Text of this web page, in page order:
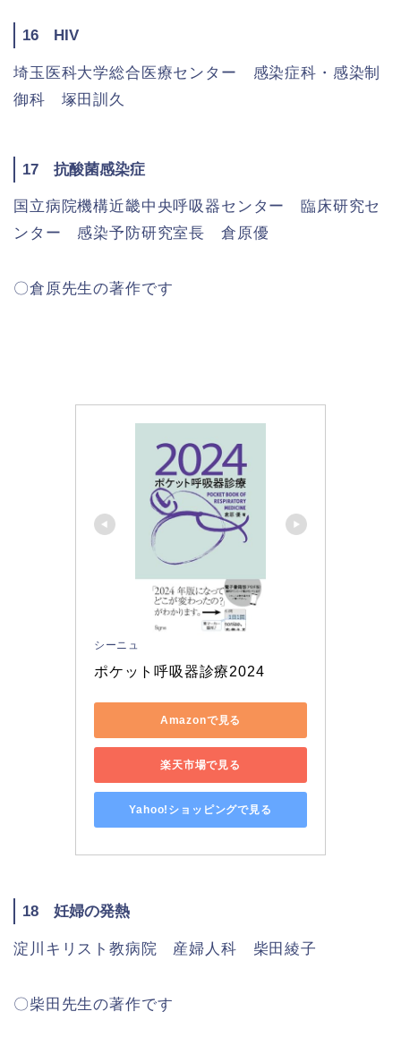
16 HIV
埼玉医科大学総合医療センター 感染症科・感染制
御科 塚田訓久
17 抗酸菌感染症
国立病院機構近畿中央呼吸器センター 臨床研究セ
ンター 感染予防研究室長 倉原優
〇倉原先生の著作です
シーニュ
ポケット呼吸器診療2024
Amazonで見る
楽天市場で見る
Yahoo!ショッピングで見る
18 妊婦の発熱
淀川キリスト教病院 産婦人科 柴田綾子
〇柴田先生の著作です